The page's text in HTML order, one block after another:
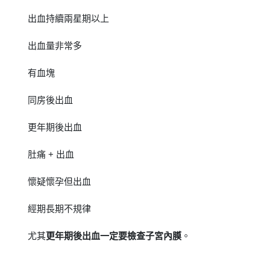
出血持續兩星期以上
出血量非常多
有血塊
同房後出血
更年期後出血
肚痛 + 出血
懷疑懷孕但出血
經期長期不規律
尤其更年期後出血一定要檢查子宮內膜 。